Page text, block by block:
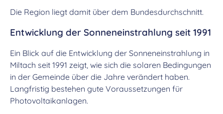
Die Region liegt damit über dem Bundesdurchschnitt.
Entwicklung der Sonneneinstrahlung seit 1991
Ein Blick auf die Entwicklung der Sonneneinstrahlung in
Miltach seit 1991 zeigt, wie sich die solaren Bedingungen
in der Gemeinde über die Jahre verändert haben.
Langfristig bestehen gute Voraussetzungen für
Photovoltaikanlagen.